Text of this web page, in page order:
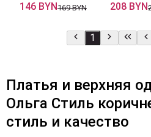
146 BYN169 BYN 208 BYN
1
Платья и верхняя
Ольга Стиль
стиль и качество